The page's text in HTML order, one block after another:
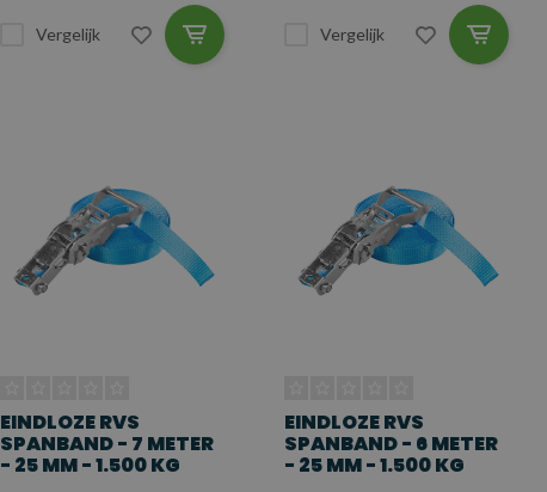
Vergelijk Vergelijk
EINDLOZE RVS
SPANBAND - 7 METER
- 25 MM - 1.500 KG
EINDLOZE RVS
SPANBAND - 6 METER
- 25 MM - 1.500 KG